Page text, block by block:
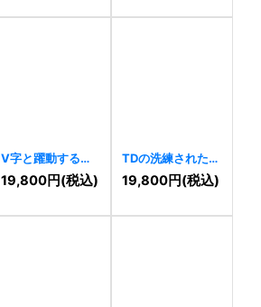
V字と躍動する軌
道の情熱ロゴ
10411 ]
19,800円(税込)
TDの洗練された連
結モダンロゴ
10409 ]
19,800円(税込)